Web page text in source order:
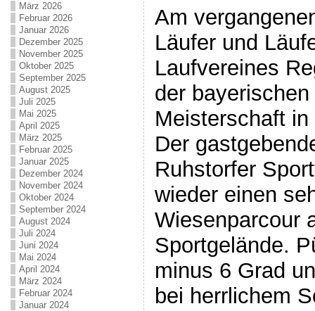
März 2026
Februar 2026
Januar 2026
Dezember 2025
November 2025
Oktober 2025
September 2025
August 2025
Juli 2025
Mai 2025
April 2025
März 2025
Februar 2025
Januar 2025
Dezember 2024
November 2024
Oktober 2024
September 2024
August 2024
Juli 2024
Juni 2024
Mai 2024
April 2024
März 2024
Februar 2024
Januar 2024
Am
Läufer und
Laufvereines
der
Meisterschaft
Der
Ruhstorfer
wieder einen
Wiesenparcour
Sportgelände.
minus 6 Grad
bei herrlichem